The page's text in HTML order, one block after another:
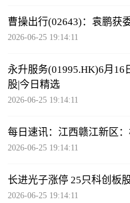
曹操出行(02643)：袁鹏获
2026-06-25 19:14:11
永升服务(01995.HK)6月16
股|今日精选
2026-06-25 19:14:11
每日速讯：江西赣江新区
2026-06-25 19:14:11
长进光子涨停 25只科创板
2026-06-25 19:14:11